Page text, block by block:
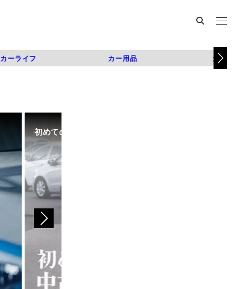
カーライフ カー用品 カスタム
中古車選びで失敗しないために。選び方のコツや注意点